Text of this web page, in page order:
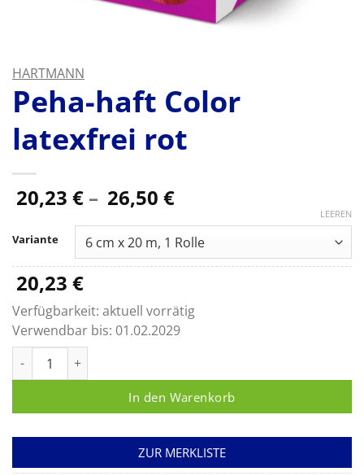
HARTMANN
Peha-haft Color
latexfrei rot
20,23 € – 26,50 €Preisspanne:
bis
26,50 €
Variante
LEEREN
20,23 €
Verfügbarkeit: aktuell vorrätig
Verwendbar bis: 01.02.2029
In den Warenkorb
ZUR MERKLISTE